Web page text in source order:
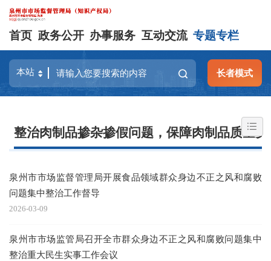
首页 政务公开 办事服务 互动交流 专题专栏
长者模式
整治肉制品掺杂掺假问题，保障肉制品质量安
泉州市市场监督管理局开展食品领域群众身边不正之风和腐败
问题集中整治工作督导
2026-03-09
泉州市市场监管局召开全市群众身边不正之风和腐败问题集中
整治重大民生实事工作会议